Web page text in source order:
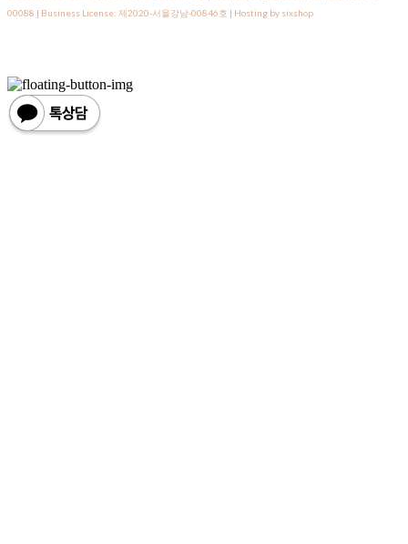
00088 | Business License: 제2020-서울강남-00846호 | Hosting by sixshop